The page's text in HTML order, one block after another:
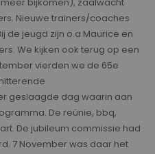
Nieuwe trainers/coaches
de jeugd zijn o.a Maurice en
We kijken ook terug op een
vierden we de 65e
geslaagde dag waarin aan
De reünie, bbq,
De jubileum commissie had
7 November was daar het